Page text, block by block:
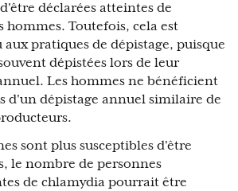
déclarées atteintes de
hommes. Toutefois, cela est
pratiques de dépistage, puisque
dépistées lors de leur
Les hommes ne bénéficient
d'un dépistage annuel similaire de
sont plus susceptibles d'être
le nombre de personnes
de chlamydia pourrait être